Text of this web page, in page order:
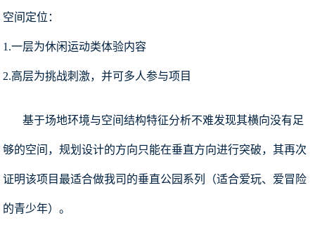
空间定位：
1.一层为休闲运动类体验内容
2.高层为挑战刺激，并可多人参与项目
基于场地环境与空间结构特征分析不难发现其横向没有足
够的空间，规划设计的方向只能在垂直方向进行突破，其再次
证明该项目最适合做我司的垂直公园系列（适合爱玩、爱冒险
的青少年）。